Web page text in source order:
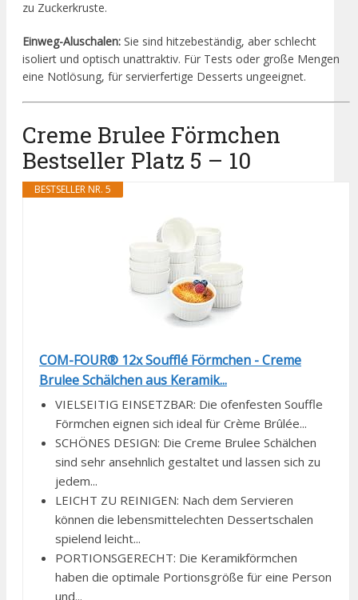
zu Zuckerkruste.
Einweg-Aluschalen: Sie sind hitzebeständig, aber schlecht
isoliert und optisch unattraktiv. Für Tests oder große Mengen
eine Notlösung, für servierfertige Desserts ungeeignet.
Creme Brulee Förmchen
Bestseller Platz 5 – 10
BESTSELLER NR. 5
COM-FOUR® 12x Soufflé Förmchen - Creme
Brulee Schälchen aus Keramik...
VIELSEITIG EINSETZBAR: Die ofenfesten Souffle
Förmchen eignen sich ideal für Crème Brûlée...
SCHÖNES DESIGN: Die Creme Brulee Schälchen
sind sehr ansehnlich gestaltet und lassen sich zu
jedem...
LEICHT ZU REINIGEN: Nach dem Servieren
können die lebensmittelechten Dessertschalen
spielend leicht...
PORTIONSGERECHT: Die Keramikförmchen
haben die optimale Portionsgröße für eine Person
und...